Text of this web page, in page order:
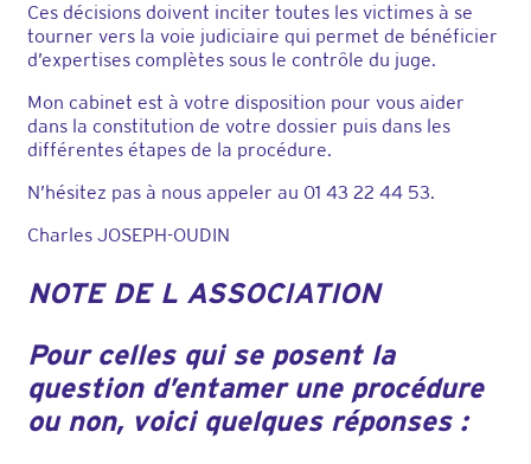
Ces décisions doivent inciter toutes les victimes à se
tourner vers la voie judiciaire qui permet de bénéficier
d’expertises complètes sous le contrôle du juge.
Mon cabinet est à votre disposition pour vous aider
dans la constitution de votre dossier puis dans les
différentes étapes de la procédure.
N’hésitez pas à nous appeler au 01 43 22 44 53.
Charles JOSEPH-OUDIN
NOTE DE L ASSOCIATION
Pour celles qui se posent la
question d’entamer une procédure
ou non, voici quelques réponses :